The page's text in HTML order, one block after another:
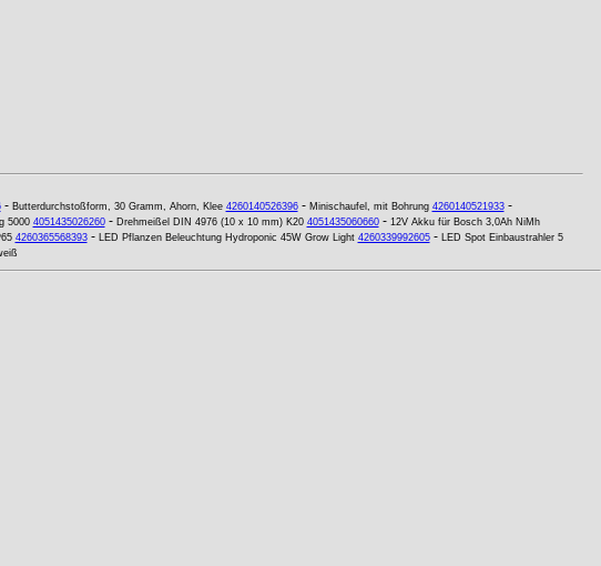
- Butterdurchstoßform, 30 Gramm, Ahorn, Klee 4260140526396- Minischaufel, mit Bohrung 4260140521933-
5000 4051435026260- Drehmeißel DIN 4976 (10 x 10 mm) K20 4051435060660- 12V Akku für Bosch 3,0Ah NiMh
4260365568393- LED Pflanzen Beleuchtung Hydroponic 45W Grow Light 4260339992605- LED Spot Einbaustrahler 5